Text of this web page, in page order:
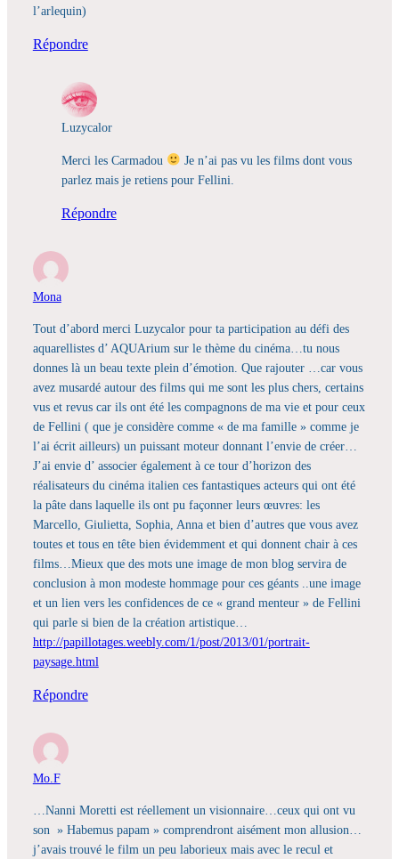
l’arlequin)
Répondre
Luzycalor
Merci les Carmadou
Je n’ai pas vu les films dont vous
parlez mais je retiens pour Fellini.
Répondre
Mona
Tout d’abord merci Luzycalor pour ta participation au défi des
aquarellistes d’ AQUArium sur le thème du cinéma…tu nous
donnes là un beau texte plein d’émotion. Que rajouter …car vous
avez musardé autour des films qui me sont les plus chers, certains
vus et revus car ils ont été les compagnons de ma vie et pour ceux
de Fellini ( que je considère comme « de ma famille » comme je
l’ai écrit ailleurs) un puissant moteur donnant l’envie de créer…
J’ai envie d’ associer également à ce tour d’horizon des
réalisateurs du cinéma italien ces fantastiques acteurs qui ont été
la pâte dans laquelle ils ont pu façonner leurs œuvres: les
Marcello, Giulietta, Sophia, Anna et bien d’autres que vous avez
toutes et tous en tête bien évidemment et qui donnent chair à ces
films…Mieux que des mots une image de mon blog servira de
conclusion à mon modeste hommage pour ces géants ..une image
et un lien vers les confidences de ce « grand menteur » de Fellini
qui parle si bien de la création artistique…
http://papillotages.weebly.com/1/post/2013/01/portrait-
paysage.html
Répondre
Mo.F
…Nanni Moretti est réellement un visionnaire…ceux qui ont vu
son » Habemus papam » comprendront aisément mon allusion…
j’avais trouvé le film un peu laborieux mais avec le recul et